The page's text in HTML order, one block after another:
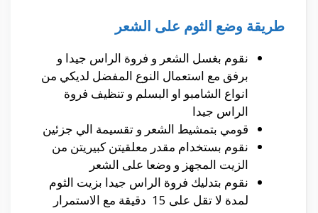
طريقة وضع الثوم على الشعر
نقوم بغسل الشعر و فروة الراس جيدا و
برفق مع استعمال النوع المفضل لديكي من
انواع الشامبو او البسلم و تنظيف فروة
الراس جيدا
قومي بتمشيط الشعر و تقسيمة الي جزئين
نقوم بستخدام مقدر معلقيتن كبيريتن من
الزيت المجهز و وضعا على الشعر
نقوم بتدليك فروة الراس جيدا بزيت الثوم
لمدة لا تقل على 15 دقيقة مع الاستمرار